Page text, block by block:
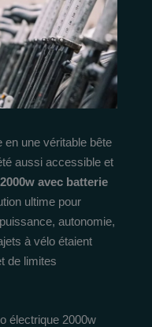
une véritable bête
aussi accessible et
avec batterie
ultime pour
autonomie,
à vélo étaient
de limites
électrique 2000w